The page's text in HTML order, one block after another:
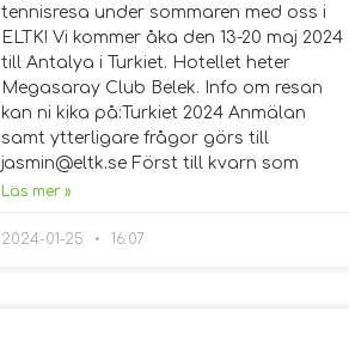
tennisresa under sommaren med oss i
ELTK! Vi kommer åka den 13-20 maj 2024
till Antalya i Turkiet. Hotellet heter
Megasaray Club Belek. Info om resan
kan ni kika på:Turkiet 2024 Anmälan
samt ytterligare frågor görs till
jasmin@eltk.se Först till kvarn som
Läs mer »
2024-01-25 16:07